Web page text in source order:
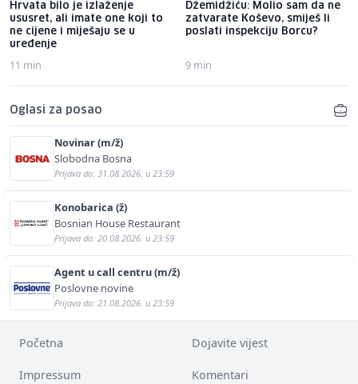
Hrvata bilo je izlaženje
ususret, ali imate one koji to
ne cijene i miješaju se u
uređenje
11 min
Džemidžiću: Molio sam da ne
zatvarate Koševo, smiješ li
poslati inspekciju Borcu?
9 min
Oglasi za posao
Novinar (m/ž)
Slobodna Bosna
Prijava do: 31.08.2026. u 23:59
Konobarica (ž)
Bosnian House Restaurant
Prijava do: 20.08.2026. u 23:59
Agent u call centru (m/ž)
Poslovne novine
Prijava do: 21.08.2026. u 23:59
Početna Dojavite vijest
Impressum Komentari